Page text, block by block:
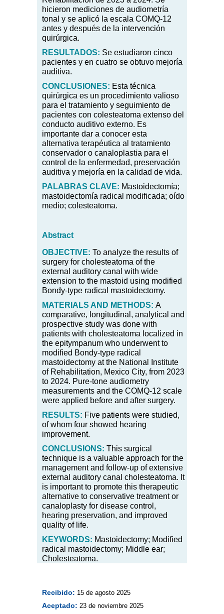
hicieron mediciones de audiometría
tonal y se aplicó la escala COMQ-12
antes y después de la intervención
quirúrgica.
RESULTADOS: Se estudiaron cinco
pacientes y en cuatro se obtuvo mejoría
auditiva.
CONCLUSIONES: Esta técnica
quirúrgica es un procedimiento valioso
para el tratamiento y seguimiento de
pacientes con colesteatoma extenso del
conducto auditivo externo. Es
importante dar a conocer esta
alternativa terapéutica al tratamiento
conservador o canaloplastia para el
control de la enfermedad, preservación
auditiva y mejoría en la calidad de vida.
PALABRAS CLAVE: Mastoidectomía;
mastoidectomía radical modificada; oído
medio; colesteatoma.
Abstract
OBJECTIVE: To analyze the results of
surgery for cholesteatoma of the
external auditory canal with wide
extension to the mastoid using modified
Bondy-type radical mastoidectomy.
MATERIALS AND METHODS: A
comparative, longitudinal, analytical and
prospective study was done with
patients with cholesteatoma localized in
the epitympanum who underwent to
modified Bondy-type radical
mastoidectomy at the National Institute
of Rehabilitation, Mexico City, from 2023
to 2024. Pure-tone audiometry
measurements and the COMQ-12 scale
were applied before and after surgery.
RESULTS: Five patients were studied,
of whom four showed hearing
improvement.
CONCLUSIONS: This surgical
technique is a valuable approach for the
management and follow-up of extensive
external auditory canal cholesteatoma. It
is important to promote this therapeutic
alternative to conservative treatment or
canaloplasty for disease control,
hearing preservation, and improved
quality of life.
KEYWORDS: Mastoidectomy; Modified
radical mastoidectomy; Middle ear;
Cholesteatoma.
Recibido: 15 de agosto 2025
Aceptado: 23 de noviembre 2025